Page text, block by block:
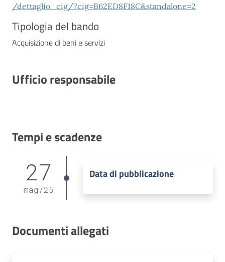
/dettaglio_cig/?cig=B62ED8F18C&standalone=2
Tipologia del bando
Acquisizione di beni e servizi
Ufficio responsabile
Tempi e scadenze
27
mag /25
Data di pubblicazione
Documenti allegati